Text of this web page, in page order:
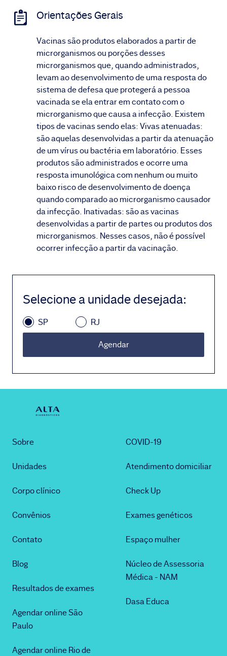
Orientações Gerais
Vacinas são produtos elaborados a partir de
microrganismos ou porções desses
microrganismos que, quando administrados,
levam ao desenvolvimento de uma resposta do
sistema de defesa que protegerá a pessoa
vacinada se ela entrar em contato com o
microrganismo que causa a infecção. Existem
tipos de vacinas sendo elas: Vivas atenuadas:
são aquelas desenvolvidas a partir da atenuação
de um vírus ou bactéria em laboratório. Esses
produtos são administrados e ocorre uma
resposta imunológica com nenhum ou muito
baixo risco de desenvolvimento de doença
quando comparado ao microrganismo causador
da infecção. Inativadas: são as vacinas
desenvolvidas a partir de partes ou produtos dos
microrganismos. Nesses casos, não é possível
ocorrer infecção a partir da vacinação.
Selecione a unidade desejada:
SP RJ
Agendar
Sobre
Unidades
Corpo clínico
Convênios
Contato
Blog
Resultados de exames
Agendar online São
Paulo
Agendar online Rio de
COVID-19
Atendimento domiciliar
Check Up
Exames genéticos
Espaço mulher
Núcleo de Assessoria
Médica - NAM
Dasa Educa